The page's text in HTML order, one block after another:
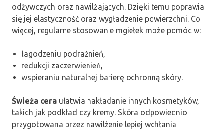
odżywczych oraz nawilżających. Dzięki temu poprawia
się jej elastyczność oraz wygładzenie powierzchni. Co
więcej, regularne stosowanie mgiełek może pomóc w:
łagodzeniu podrażnień,
redukcji zaczerwienień,
wspieraniu naturalnej barierę ochronną skóry.
Świeża cera ułatwia nakładanie innych kosmetyków,
takich jak podkład czy kremy. Skóra odpowiednio
przygotowana przez nawilżenie lepiej wchłania